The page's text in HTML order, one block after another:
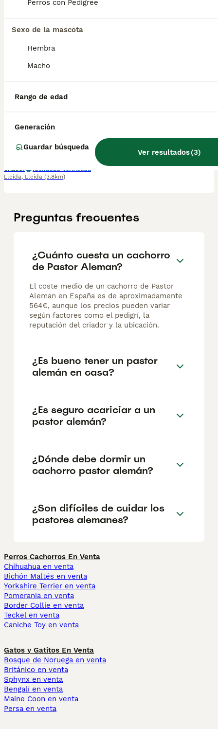
Perros con Pedigree
Sexo de la mascota
Hembra
Macho
Rango de edad
Generación
Guardar búsqueda
Ver resultados(3)
Edad Sexo
Criador
Identidad Verificada
Lleida, Lleida (3.8km)
Preguntas frecuentes
¿Cuánto cuesta un cachorro
de Pastor Aleman?
El coste medio de un cachorro de Pastor
Aleman en España es de aproximadamente
564€, aunque los precios pueden variar
según factores como el pedigrí, la
reputación del criador y la ubicación.
¿Es bueno tener un pastor
alemán en casa?
¿Es seguro acariciar a un
pastor alemán?
¿Dónde debe dormir un
cachorro pastor alemán?
¿Son difíciles de cuidar los
pastores alemanes?
Perros Cachorros En Venta
Chihuahua en venta
Bichón Maltés en venta
Yorkshire Terrier en venta
Pomerania en venta
Border Collie en venta
Teckel en venta
Caniche Toy en venta
Gatos y Gatitos En Venta
Bosque de Noruega en venta
Británico en venta
Sphynx en venta
Bengalí en venta
Maine Coon en venta
Persa en venta